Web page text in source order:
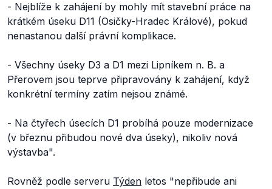
- Nejblíže k zahájení by mohly mít stavební práce na
krátkém úseku D11 (Osičky-Hradec Králové), pokud
nenastanou další právní komplikace.
- Všechny úseky D3 a D1 mezi Lipníkem n. B. a
Přerovem jsou teprve připravovány k zahájení, když
konkrétní termíny zatím nejsou známé.
- Na čtyřech úsecích D1 probíhá pouze modernizace
(v březnu přibudou nové dva úseky), nikoliv nová
výstavba".
Rovněž podle serveru Týden letos "nepřibude ani